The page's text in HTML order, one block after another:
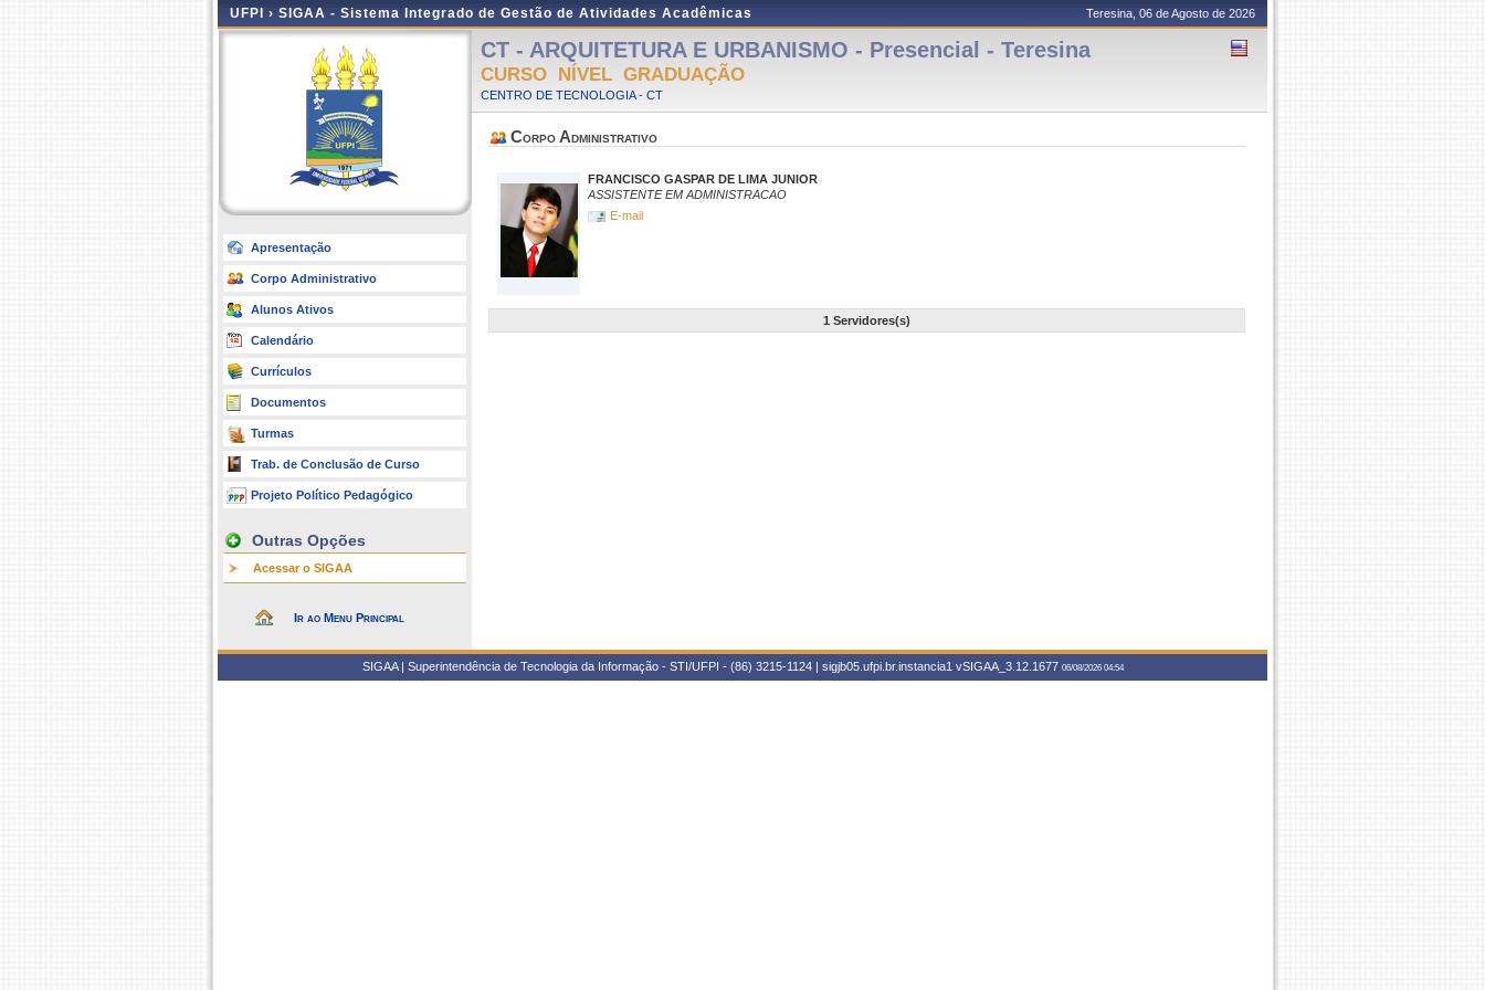
UFPI › SIGAA - Sistema Integrado de Gestão de Atividades Acadêmicas Teresina, 06 de Agosto de 2026
Apresentação
Corpo Administrativo
Alunos Ativos
Calendário
Currículos
Documentos
Turmas
Trab. de Conclusão de Curso
Projeto Político Pedagógico
Outras Opções
Acessar o SIGAA
Ir ao Menu Principal
CT - ARQUITETURA E URBANISMO - Presencial - Teresina
CURSO NÍVEL GRADUAÇÃO
CENTRO DE TECNOLOGIA - CT
Corpo Administrativo
FRANCISCO GASPAR DE LIMA JUNIOR
ASSISTENTE EM ADMINISTRACAO
E-mail
1 Servidores(s)
SIGAA | Superintendência de Tecnologia da Informação - STI/UFPI - (86) 3215-1124 | sigjb05.ufpi.br.instancia1 vSIGAA_3.12.1677 06/08/2026 04:54